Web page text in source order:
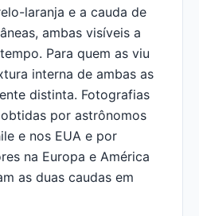
laranja e a cauda de
ambas visíveis a
Para quem as viu
interna de ambas as
distinta. Fotografias
por astrônomos
e nos EUA e por
na Europa e América
as duas caudas em